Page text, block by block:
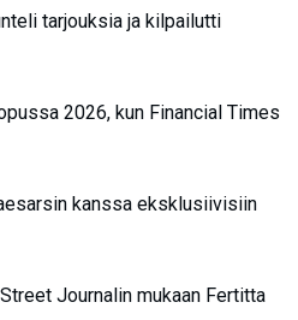
tarjouksia ja kilpailutti
2026, kun Financial Times
kanssa eksklusiivisiin
Journalin mukaan Fertitta